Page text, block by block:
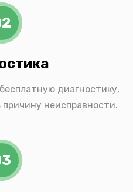
диагностику,
неисправности.